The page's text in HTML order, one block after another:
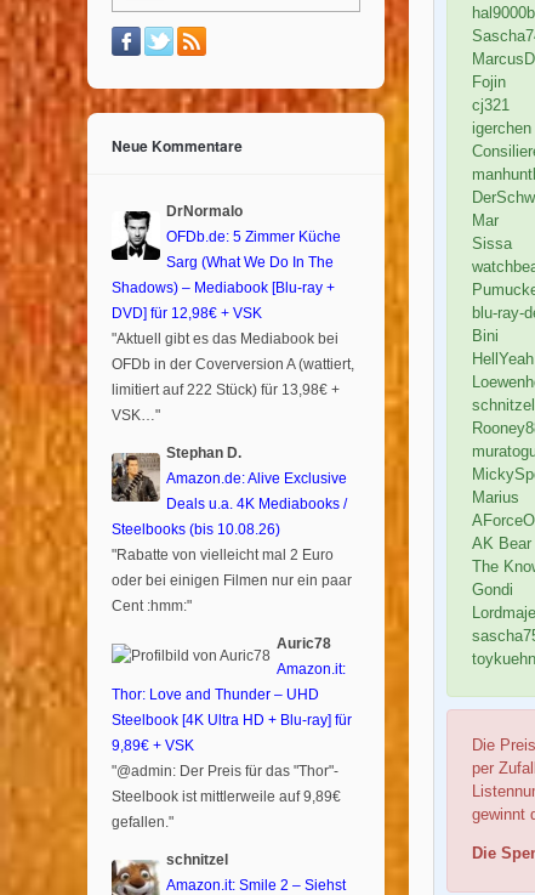
hal9000b
Fojin
cj321
igerchen
Mar
Sissa
blu-ray-
Bini
HellYeah
schnitzel
Marius
AK Bear
The
Gondi
toykuehn
Die
per
gewinnt
Die
Neue Kommentare
DrNormalo
OFDb.de: 5 Zimmer Küche
Sarg (What We Do In The
Shadows) – Mediabook [Blu-ray +
DVD] für 12,98€ + VSK
"Aktuell gibt es das Mediabook bei
OFDb in der Coverversion A (wattiert,
limitiert auf 222 Stück) für 13,98€ +
VSK…"
Stephan D.
Amazon.de: Alive Exclusive
Deals u.a. 4K Mediabooks /
Steelbooks (bis 10.08.26)
"Rabatte von vielleicht mal 2 Euro
oder bei einigen Filmen nur ein paar
Cent :hmm:"
Auric78
Amazon.it:
Thor: Love and Thunder – UHD
Steelbook [4K Ultra HD + Blu-ray] für
9,89€ + VSK
"@admin: Der Preis für das "Thor"-
Steelbook ist mittlerweile auf 9,89€
gefallen."
schnitzel
Amazon.it: Smile 2 – Siehst